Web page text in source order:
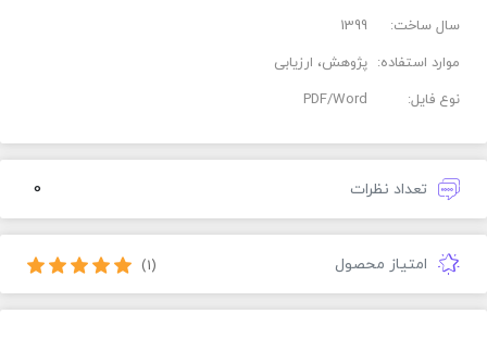
سال ساخت:
1399
موارد استفاده: پژوهش، ارزیابی
نوع فایل:
PDF/Word
تعداد نظرات 0
امتیاز محصول (1)